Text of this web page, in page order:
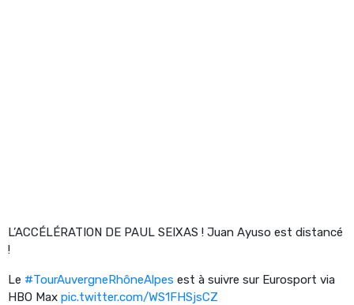
L’ACCÉLÉRATION DE PAUL SEIXAS ! Juan Ayuso est distancé
!
Le #TourAuvergneRhôneAlpes est à suivre sur Eurosport via
HBO Max pic.twitter.com/WS1FHSjsCZ